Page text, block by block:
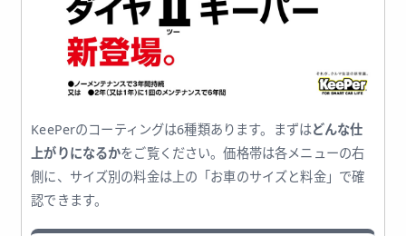
KeePerのコーティングは6種類あります。まずはどんな仕
上がりになるかをご覧ください。価格帯は各メニューの右
側に、サイズ別の料金は上の「お車のサイズと料金」で確
認できます。